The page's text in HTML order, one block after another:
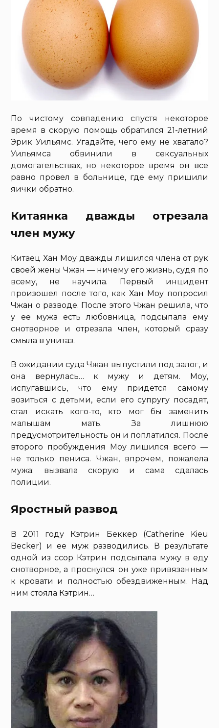
По чистому совпадению спустя некоторое
время в скорую помощь обратился 21-летний
Эрик Уильямс. Угадайте, чего ему не хватало?
Уильямса обвинили в сексуальных
домогательствах, но некоторое время он все
равно провел в больнице, где ему пришили
яички обратно.
Китаянка дважды отрезала
член мужу
Китаец Хан Моу дважды лишился члена от рук
своей жены Чжан — ничему его жизнь, судя по
всему, не научила. Первый инцидент
произошел после того, как Хан Моу попросил
Чжан о разводе. После этого Чжан решила, что
у ее мужа есть любовница, подсыпала ему
снотворное и отрезала член, который сразу
смыла в унитаз.
В ожидании суда Чжан выпустили под залог, и
она вернулась… к мужу и детям. Моу,
испугавшись, что ему придется самому
возиться с детьми, если его супругу посадят,
стал искать кого-то, кто мог бы заменить
малышам мать. За лишнюю
предусмотрительность он и поплатился. После
второго пробуждения Моу лишился всего —
не только пениса. Чжан, впрочем, пожалела
мужа: вызвала скорую и сама сдалась
полиции.
Яростный развод
В 2011 году Кэтрин Беккер (Catherine Kieu
Becker) и ее муж разводились. В результате
одной из ссор Кэтрин подсыпала мужу в еду
снотворное, а проснулся он уже привязанным
к кровати и полностью обездвиженным. Над
ним стояла Кэтрин…